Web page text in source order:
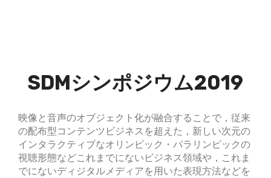
SDMシンポジウム2019
映像と音声のオブジェクト化が融合することで，従来
の配布型コンテンツビジネスを超えた，新しい次元の
インタラクティブなオリンピック・パラリンピックの
視聴形態などこれまでにないビジネス領域や，これま
でにないディジタルメディアを用いた表現方法などを